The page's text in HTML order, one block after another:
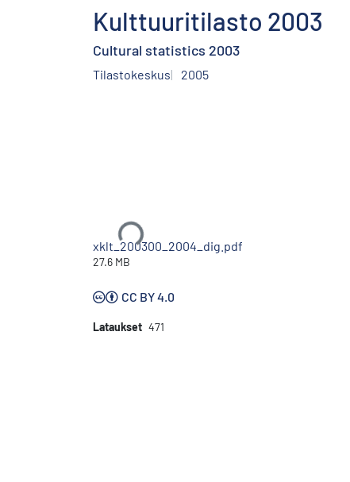
Kulttuuritilasto 2003
Cultural statistics 2003
Tilastokeskus 2005
Ladataan...
xklt_200300_2004_dig.pdf
27.6 MB
CC BY 4.0
Lataukset 471